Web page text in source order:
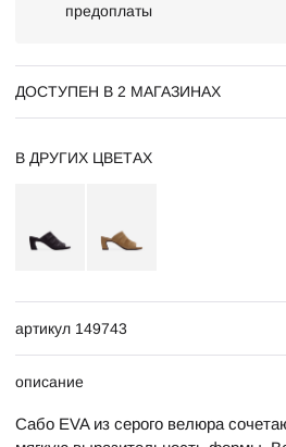
предоплаты
ДОСТУПЕН В 2 МАГАЗИНАХ
В ДРУГИХ ЦВЕТАХ
артикул 149743
описание
Сабо EVA из серого велюра